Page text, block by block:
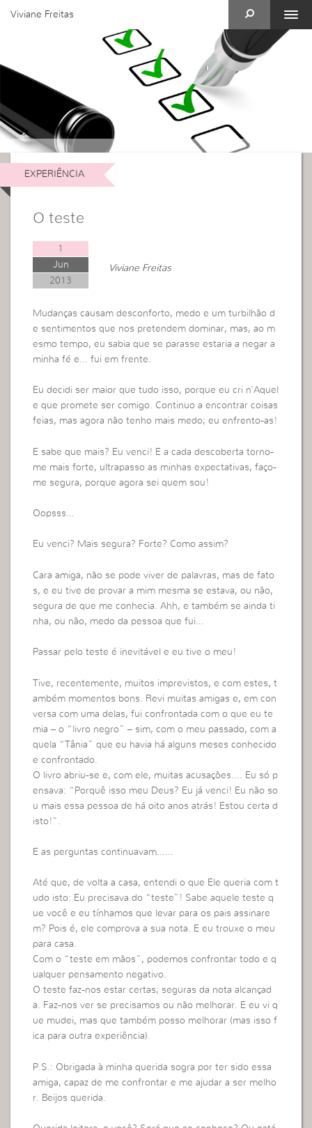
Viviane Freitas
EXPERIÊNCIA
O teste
1
Jun
2013
Viviane Freitas
Mudanças causam desconforto, medo e um turbilhão d
e sentimentos que nos pretendem dominar, mas, ao m
esmo tempo, eu sabia que se parasse estaria a negar a
minha fé e… fui em frente.
Eu decidi ser maior que tudo isso, porque eu cri n’Aquel
e que promete ser comigo. Continuo a encontrar coisas
feias, mas agora não tenho mais medo; eu enfrento-as!
E sabe que mais? Eu venci! E a cada descoberta torno-
me mais forte, ultrapasso as minhas expectativas, faço-
me segura, porque agora sei quem sou!
Oopsss…
Eu venci? Mais segura? Forte? Como assim?
Cara amiga, não se pode viver de palavras, mas de fato
s, e eu tive de provar a mim mesma se estava, ou não,
segura de que me conhecia. Ahh, e também se ainda ti
nha, ou não, medo da pessoa que fui…
Passar pelo teste é inevitável e eu tive o meu!
Tive, recentemente, muitos imprevistos, e com estes, t
ambém momentos bons. Revi muitas amigas e, em con
versa com uma delas, fui confrontada com o que eu te
mia – o “livro negro” – sim, com o meu passado, com a
quela “Tânia” que eu havia há alguns meses conhecido
e confrontado.
O livro abriu-se e, com ele, muitas acusações…. Eu só p
ensava: “Porquê isso meu Deus? Eu já venci! Eu não so
u mais essa pessoa de há oito anos atrás! Estou certa d
isto!”.
E as perguntas continuavam……
Até que, de volta a casa, entendi o que Ele queria com t
udo isto: Eu precisava do “teste”! Sabe aquele teste q
ue você e eu tínhamos que levar para os pais assinare
m? Pois é, ele comprova a sua nota. E eu trouxe o meu
para casa.
Com o “teste em mãos”, podemos confrontar todo e q
ualquer pensamento negativo.
O teste faz-nos estar certas; seguras da nota alcançad
a. Faz-nos ver se precisamos ou não melhorar. E eu vi q
ue mudei, mas que também posso melhorar (mas isso f
ica para outra experiência).
P.S.: Obrigada à minha querida sogra por ter sido essa
amiga, capaz de me confrontar e me ajudar a ser melho
r. Beijos querida.